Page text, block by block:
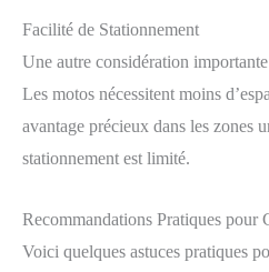
Facilité de Stationnement
Une autre considération
Les motos nécessitent moins
avantage précieux dans les zones
stationnement est limité.
Recommandations Pratiques pour
Voici quelques astuces pratiques